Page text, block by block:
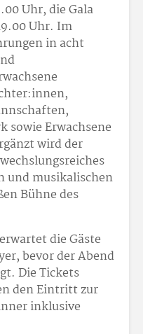
Uhr, die Gala
Uhr. Im
in acht
sowie Erwachsene
wird der
und musikalischen
Bühne des
die Gäste
bevor der Abend
Die Tickets
den Eintritt zur
inklusive